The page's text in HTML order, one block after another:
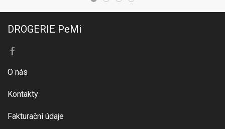
DROGERIE PeMi
O nás
Kontakty
Fakturační údaje